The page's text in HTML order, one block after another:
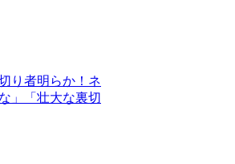
り者明らか！ネ
」「壮大な裏切